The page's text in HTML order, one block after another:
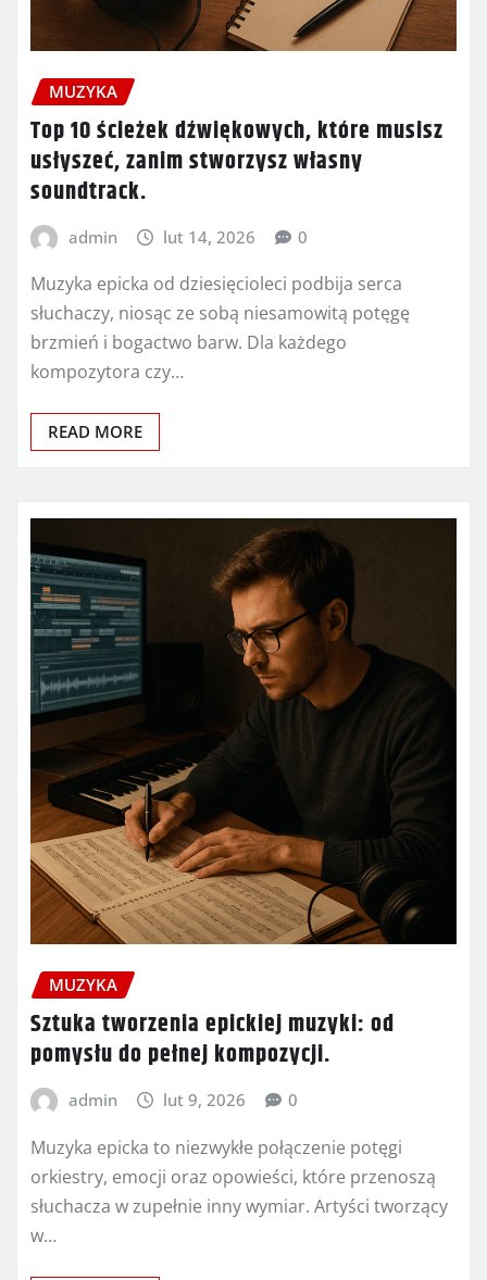
MUZYKA
Top 10 ścieżek dźwiękowych, które musisz
usłyszeć, zanim stworzysz własny
soundtrack.
admin lut 14, 2026 0
Muzyka epicka od dziesięcioleci podbija serca
słuchaczy, niosąc ze sobą niesamowitą potęgę
brzmień i bogactwo barw. Dla każdego
kompozytora czy…
READ MORE
MUZYKA
Sztuka tworzenia epickiej muzyki: od
pomysłu do pełnej kompozycji.
admin lut 9, 2026 0
Muzyka epicka to niezwykłe połączenie potęgi
orkiestry, emocji oraz opowieści, które przenoszą
słuchacza w zupełnie inny wymiar. Artyści tworzący
w…